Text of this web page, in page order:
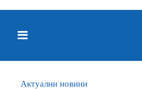
Актуални новини